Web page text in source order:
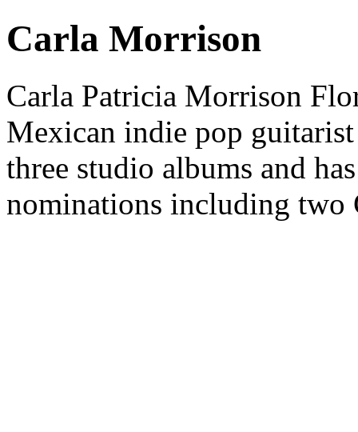
Carla Morrison
Carla Patricia Morrison
Mexican indie pop guitarist
three studio albums and
nominations including two